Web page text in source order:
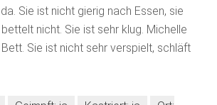
Sie ist nicht gierig nach Essen, sie
nicht. Sie ist sehr klug. Michelle
Sie ist nicht sehr verspielt, schläft